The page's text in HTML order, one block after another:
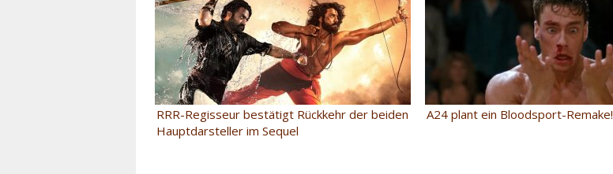
RRR-Regisseur bestätigt Rückkehr der beiden
Hauptdarsteller im Sequel
A24 plant ein Bloodsport-Remake!